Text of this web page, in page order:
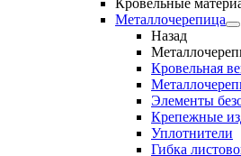
Кровельные
Металлочерепица
Назад
Кровельная
Элементы
Крепежные
Уплотнители
Гибка